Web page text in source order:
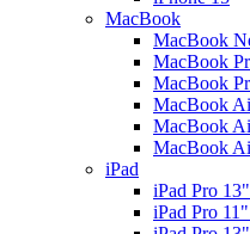
MacBook
MacBook
MacBook
MacBook
MacBook
MacBook
MacBook
iPad
iPad Pro
iPad Pro